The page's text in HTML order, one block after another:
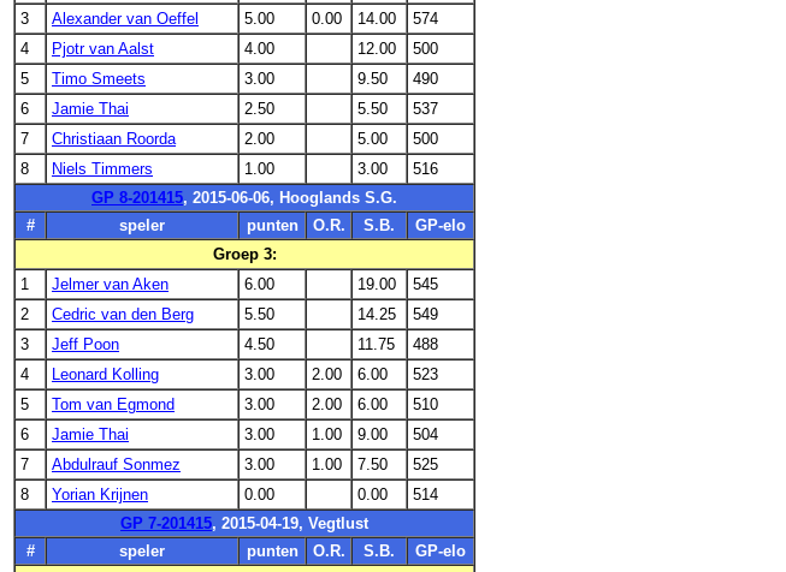
3
Alexander van Oeffel 5.00 0.00 14.00
574
4
Pjotr van Aalst 4.00 12.00
500
5
Timo Smeets 3.00 9.50
490
6
Jamie Thai 2.50 5.50
537
7
Christiaan Roorda 2.00 5.00
500
8
Niels Timmers 1.00 3.00
516
GP 8-201415, 2015-06-06, Hooglands S.G.
#
speler punten O.R. S.B.
GP-elo
Groep 3:
1
Jelmer van Aken 6.00 19.00
545
2
Cedric van den Berg 5.50 14.25
549
3
Jeff Poon 4.50 11.75
488
4
Leonard Kolling 3.00 2.00 6.00
523
5
Tom van Egmond 3.00 2.00 6.00
510
6
Jamie Thai 3.00 1.00 9.00
504
7
Abdulrauf Sonmez 3.00 1.00 7.50
525
8
Yorian Krijnen 0.00 0.00
514
GP 7-201415, 2015-04-19, Vegtlust
#
speler punten O.R. S.B.
GP-elo